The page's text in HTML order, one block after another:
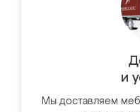
и
Мы доставляем